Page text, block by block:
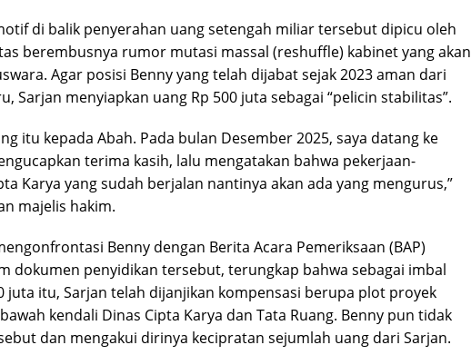
di balik penyerahan uang setengah miliar tersebut dipicu oleh
berembusnya rumor mutasi massal (reshuffle) kabinet yang akan
Agar posisi Benny yang telah dijabat sejak 2023 aman dari
Sarjan menyiapkan uang Rp 500 juta sebagai “pelicin stabilitas”.
itu kepada Abah. Pada bulan Desember 2025, saya datang ke
terima kasih, lalu mengatakan bahwa pekerjaan-
Karya yang sudah berjalan nantinya akan ada yang mengurus,”
majelis hakim.
Benny dengan Berita Acara Pemeriksaan (BAP)
dokumen penyidikan tersebut, terungkap bahwa sebagai imbal
juta itu, Sarjan telah dijanjikan kompensasi berupa plot proyek
kendali Dinas Cipta Karya dan Tata Ruang. Benny pun tidak
dan mengakui dirinya kecipratan sejumlah uang dari Sarjan.